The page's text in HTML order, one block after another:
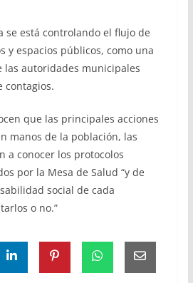
se está controlando el flujo de
y espacios públicos, como una
las autoridades municipales
contagios.
que las principales acciones
manos de la población, las
a conocer los protocolos
por la Mesa de Salud “y de
social de cada
o no.”